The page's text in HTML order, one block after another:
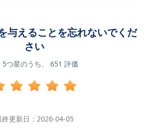
与えることを忘れないでくだ
さい
5つ星のうち、 651 評価
終更新日：2026-04-05